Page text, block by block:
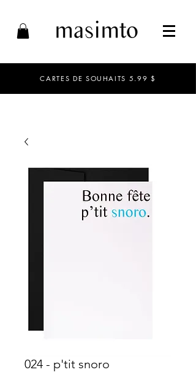
CARTES DE SOUHAITS 5.99 $
024 - p'tit snoro